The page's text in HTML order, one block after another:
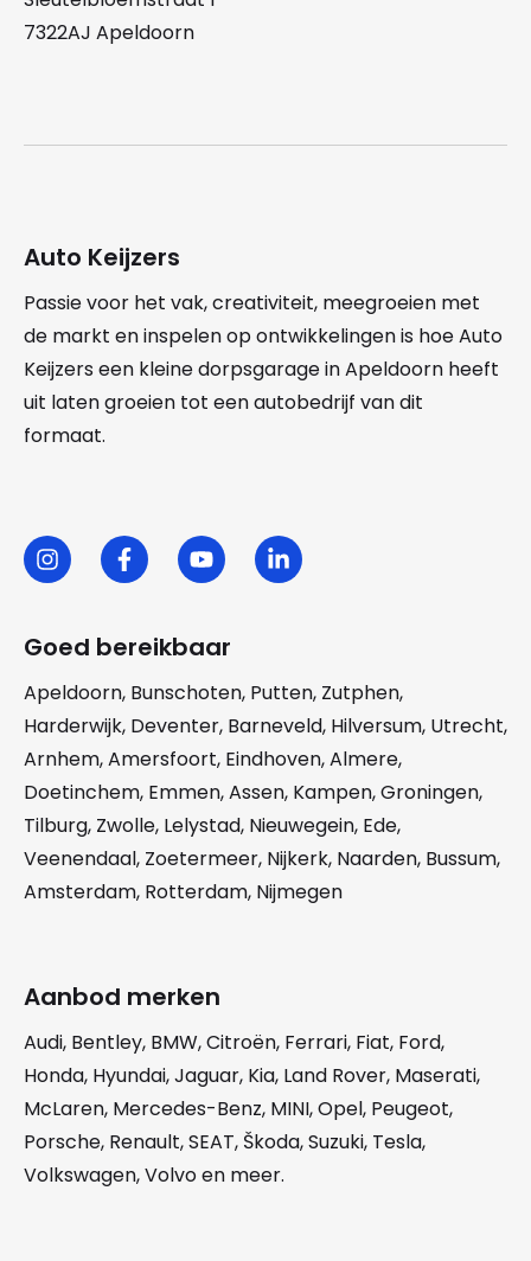
7322AJ Apeldoorn
Auto Keijzers
Passie voor het vak, creativiteit, meegroeien met
de markt en inspelen op ontwikkelingen is hoe Auto
Keijzers een kleine dorpsgarage in Apeldoorn heeft
uit laten groeien tot een autobedrijf van dit
formaat.
Goed bereikbaar
Apeldoorn, Bunschoten, Putten, Zutphen,
Harderwijk, Deventer, Barneveld, Hilversum, Utrecht,
Arnhem,Amersfoort, Eindhoven,Almere,
Doetinchem, Emmen,Assen, Kampen,Groningen,
Tilburg, Zwolle, Lelystad, Nieuwegein, Ede,
Veenendaal, Zoetermeer, Nijkerk, Naarden, Bussum,
Amsterdam, Rotterdam, Nijmegen
Aanbod merken
Audi, Bentley, BMW,Citroën, Ferrari, Fiat, Ford,
Honda, Hyundai,Jaguar, Kia, Land Rover, Maserati,
McLaren, Mercedes-Benz, MINI,Opel, Peugeot,
Porsche, Renault,SEAT, Škoda,Suzuki, Tesla,
Volkswagen,Volvoen meer.